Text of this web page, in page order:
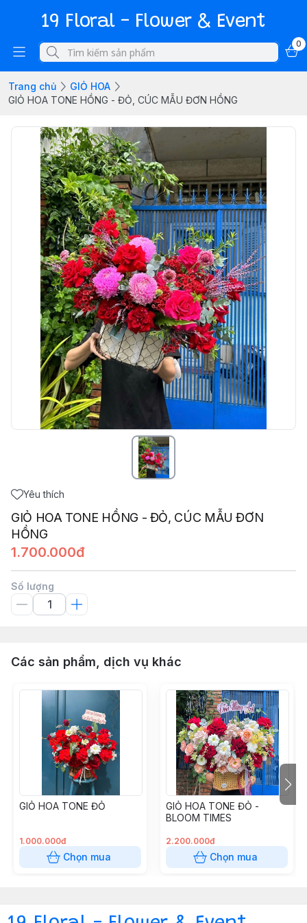
19 Floral - Flower & Event
0
Trang chủ
GIỎ HOA
GIỎ HOA TONE HỒNG - ĐỎ, CÚC MẪU ĐƠN HỒNG
Yêu thích
GIỎ HOA TONE HỒNG - ĐỎ, CÚC MẪU ĐƠN
HỒNG
1.700.000đ
Số lượng
Các sản phẩm, dịch vụ khác
GIỎ HOA TONE ĐỎ
1.000.000đ
Chọn mua
GIỎ HOA TONE ĐỎ -
BLOOM TIMES
2.200.000đ
Chọn mua